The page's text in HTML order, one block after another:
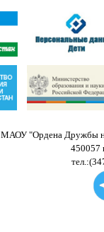
МАОУ "Ордена Дружбы
450057